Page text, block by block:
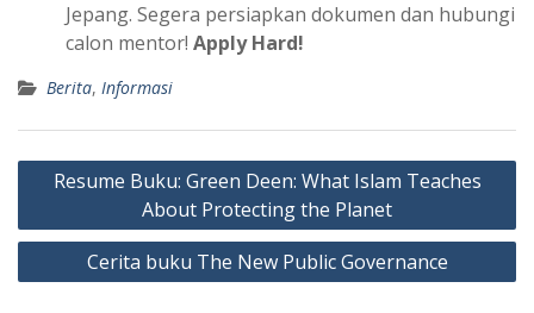
Jepang. Segera persiapkan dokumen dan hubungi
calon mentor! Apply Hard!
Berita, Informasi
Navigasi
Resume Buku: Green Deen: What Islam Teaches
About Protecting the Planet
Cerita buku The New Public Governance